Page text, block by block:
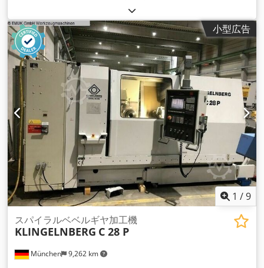
小型広告
1 /9
München 9,262 km
スパイラルベベルギヤ加工機
KLINGELNBERG C 28 P